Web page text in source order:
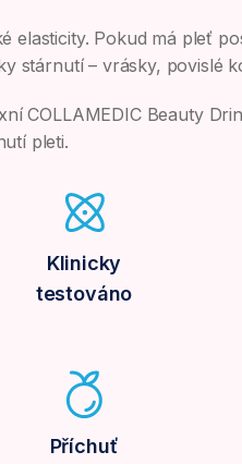
elasticity. Pokud má pleť
stárnutí – vrásky, povislé
COLLAMEDIC Beauty
pleti.
Klinicky
testováno
Příchuť